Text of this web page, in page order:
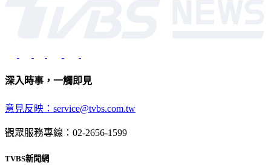
深入時事，一觸即見
意見反映：service@tvbs.com.tw
觀眾服務專線：02-2656-1599
TVBS新聞網